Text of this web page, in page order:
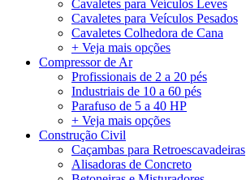
Cavaletes para Veículos Leves
Cavaletes para Veículos Pesados
Cavaletes Colhedora de Cana
+ Veja mais opções
Compressor de Ar
Profissionais de 2 a 20 pés
Industriais de 10 a 60 pés
Parafuso de 5 a 40 HP
+ Veja mais opções
Construção Civil
Caçambas para Retroescavadeiras
Alisadoras de Concreto